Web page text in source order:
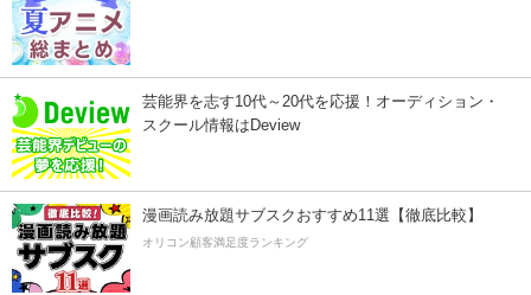
芸能界を志す10代～20代を応援！オーディション・
スクール情報はDeview
漫画読み放題サブスクおすすめ11選【徹底比較】
オリコン顧客満足度ランキング